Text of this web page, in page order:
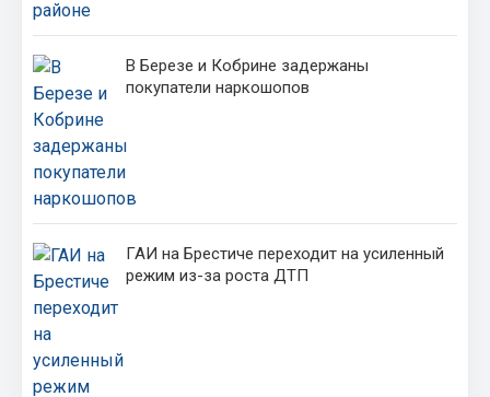
В Березе и Кобрине задержаны
покупатели наркошопов
ГАИ на Брестиче переходит на усиленный
режим из-за роста ДТП